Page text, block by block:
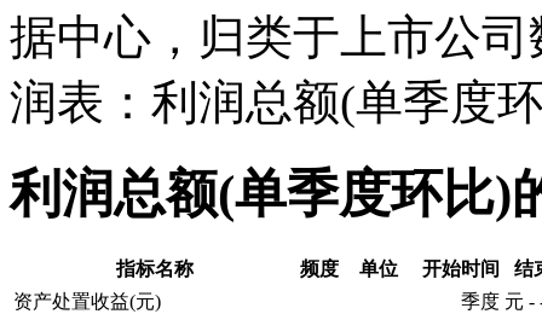
据中心，归类于上市公
润表：利润总额(单季度
利润总额(单季度环比)
指标名称 频度 单位 开始时间
结
资产处置收益(元)
季度 元 -